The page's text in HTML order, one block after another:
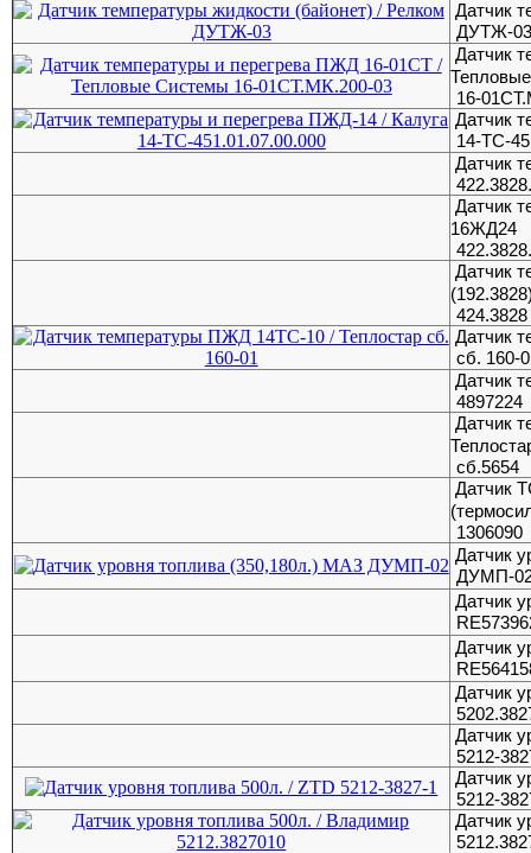
Датчик
ДУТЖ-
Датчик
16-
Датчик
14-ТС-
Датчик
Датчик
16ЖД24
Датчик
424.3828
Датчик
сб. 160-
Датчик
4897224
Датчик
сб.5654
Датчик
1306090
Датчик
ДУМП-
Датчик
Датчик
Датчик
Датчик
5212-
Датчик
5212-
Датчик